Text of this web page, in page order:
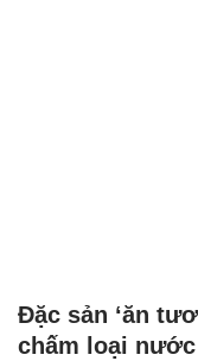
Đặc sản ‘ăn
chấm loại